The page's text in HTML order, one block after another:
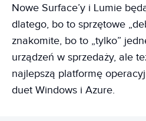
Nowe Surface’y i Lumie
dlatego, bo to sprzętowe
znakomite, bo to „tylko”
urządzeń w sprzedaży, ale
najlepszą platformę
duet Windows i Azure.